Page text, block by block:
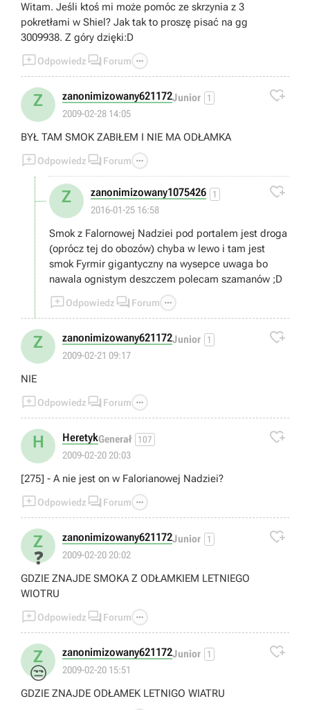
Witam. Jeśli ktoś mi może pomóc ze skrzynia z 3
pokretłami w Shiel? Jak tak to proszę pisać na gg
3009938. Z góry dzięki:D
Odpowiedz  Forum 
Z zanonimizowany621172Junior 1
2009-02-28 14:05

BYŁ TAM SMOK ZABIŁEM I NIE MA ODŁAMKA
Odpowiedz  Forum 
Z zanonimizowany1075426 1
2016-01-25 16:58

Smok z Falornowej Nadziei pod portalem jest droga
(oprócz tej do obozów) chyba w lewo i tam jest
smok Fyrmir gigantyczny na wysepce uwaga bo
nawala ognistym deszczem polecam szamanów ;D
Odpowiedz  Forum 
Z zanonimizowany621172Junior 1
2009-02-21 09:17

NIE
Odpowiedz  Forum 
H HeretykGenerał 107
2009-02-20 20:03

[275] - A nie jest on w Falorianowej Nadziei?
Odpowiedz  Forum 
Z
❓
zanonimizowany621172Junior 1
2009-02-20 20:02

GDZIE ZNAJDE SMOKA Z ODŁAMKIEM LETNIEGO
WIOTRU
Odpowiedz  Forum 
Z
😒
zanonimizowany621172Junior 1
2009-02-20 15:51

GDZIE ZNAJDE ODŁAMEK LETNIGO WIATRU